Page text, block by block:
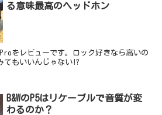
る意味最高のヘッドホン
をレビューです。ロック好きなら高いの
てもいいんじゃない!?
B&WのP5はリケーブルで音質が変
わるのか？